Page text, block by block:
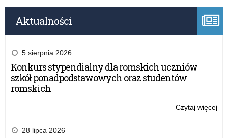
Aktualności
5 sierpnia 2026
Konkurs stypendialny dla romskich uczniów
szkół ponadpodstawowych oraz studentów
romskich
Czytaj więcej
28 lipca 2026